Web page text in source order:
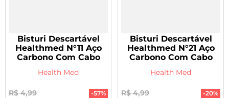
Bisturi Descartável
Healthmed N°11 Aço
Carbono Com Cabo
Health Med
R$ 4,99 -57%
Bisturi Descartável
Healthmed N°21 Aço
Carbono Com Cabo
Health Med
R$ 4,99 -20%